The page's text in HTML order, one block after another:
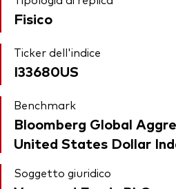
Fisico
Ticker dell'indice
I33680US
Benchmark
Bloomberg Global
United States Dollar
Soggetto giuridico